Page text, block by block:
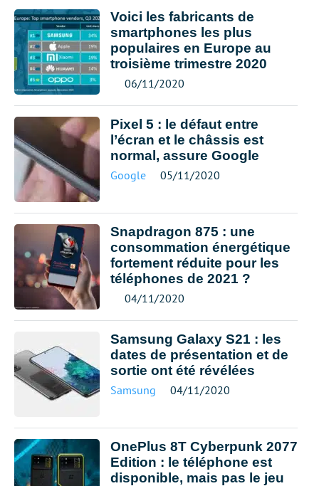
Voici les fabricants de
smartphones les plus
populaires en Europe au
troisième trimestre 2020
06/11/2020
Pixel 5 : le défaut entre
l’écran et le châssis est
normal, assure Google
Google 05/11/2020
Snapdragon 875 : une
consommation énergétique
fortement réduite pour les
téléphones de 2021 ?
04/11/2020
Samsung Galaxy S21 : les
dates de présentation et de
sortie ont été révélées
Samsung 04/11/2020
OnePlus 8T Cyberpunk 2077
Edition : le téléphone est
disponible, mais pas le jeu